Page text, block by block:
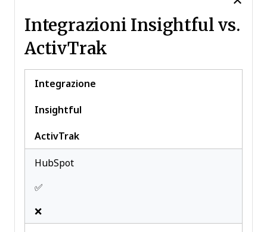
Integrazioni Insightful vs.
ActivTrak
Integrazione
Insightful
ActivTrak
HubSpot
✅
❌